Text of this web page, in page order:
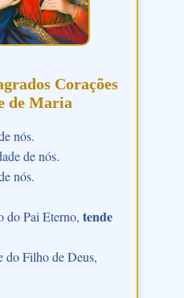
Corações
de Maria
nós.
de nós.
nós.
do Pai Eterno, tende
do Filho de Deus,